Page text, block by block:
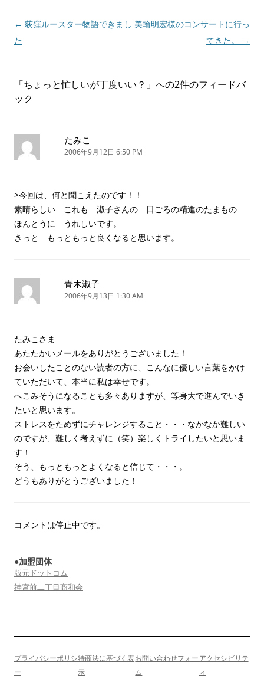
投
稿
ー
ン
← 荻窪ルースター物語できまし
た
美輪明宏様のコンサートに行っ
てきた。
→
「ちょっと忙しいが丁度いい？ 」への2件のフィードバ
ック
たみこ
2006年9月12日 6:50 PM
>今回は、何と聞こえたのです！！
素晴らしい これも 淑子さんの 日ごろの精進のたまもの
ほんとうに うれしいです。
きっと もっともっと良くなると思います。
青木淑子
2006年9月13日 1:30 AM
たみこさま
あたたかいメールをありがとうございました！
お会いしたことのない読者の方に、こんなに優しい言葉をかけ
ていただいて、本当に私は幸せです。
へこみそうになることも多々ありますが、等身大で進んでいき
たいと思います。
ストレスをためずにチャレンジすること・・・なかなか難しい
のですが、難しく考えずに（笑）楽しくトライしたいと思いま
す！
そう、もっともっとよくなると信じて・・・。
どうもありがとうございました！
コメントは停止中です。
●加盟団体
版元ドットコム
神宮前二丁目商和会
プライバシーポリシ
ー
特商法に基づく表
示
お問い合わせフォー
ム
アクセシビリテ
ィ